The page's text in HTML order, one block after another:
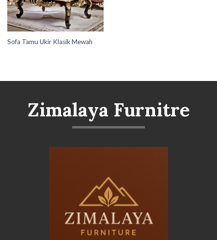
Sofa Tamu Ukir Klasik Mewah
Zimalaya Furnitre